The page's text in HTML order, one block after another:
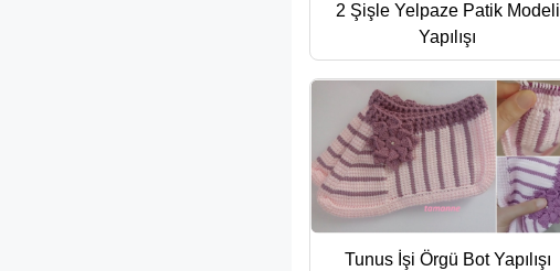
2 Şişle Yelpaze Patik Modeli
Yapılışı
Tunus İşi Örgü Bot Yapılışı